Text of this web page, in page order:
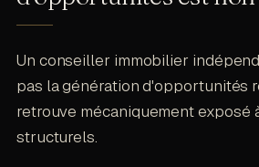
Un conseiller immobilier
pas la génération d'opportunités
retrouve mécaniquement exposé
structurels.